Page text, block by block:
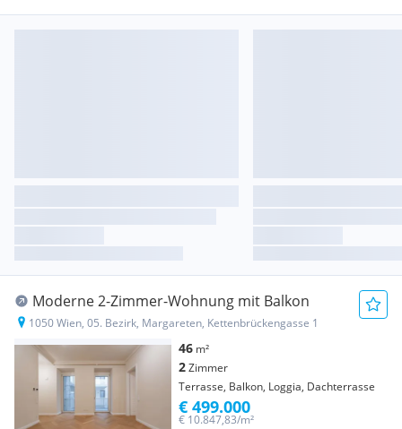
Moderne 2-Zimmer-Wohnung mit Balkon
1050 Wien, 05. Bezirk, Margareten, Kettenbrückengasse 1
46 m²
2Zimmer
Terrasse, Balkon, Loggia, Dachterrasse
€ 10.847,83/m²
€ 499.000